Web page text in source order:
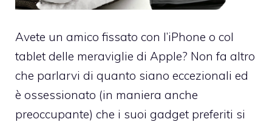
Avete un amico fissato con l’iPhone o col
tablet delle meraviglie di Apple? Non fa altro
che parlarvi di quanto siano eccezionali ed
è ossessionato (in maniera anche
preoccupante) che i suoi gadget preferiti si